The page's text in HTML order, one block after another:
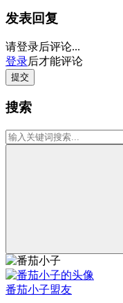
发表回复
请登录后评论...
登录后才能评论
提交
搜索
番茄小子盟友